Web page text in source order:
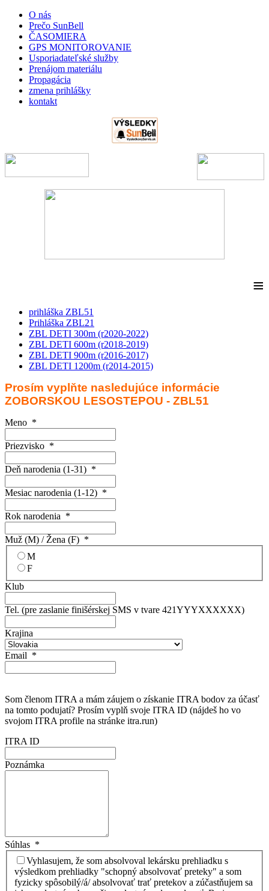
O nás
Prečo SunBell
ČASOMIERA
GPS MONITOROVANIE
Usporiadateľské služby
Prenájom materiálu
Propagácia
zmena prihlášky
kontakt
≡
prihláška ZBL51
Prihláška ZBL21
ZBL DETI 300m (r2020-2022)
ZBL DETI 600m (r2018-2019)
ZBL DETI 900m (r2016-2017)
ZBL DETI 1200m (r2014-2015)
Prosím vyplňte nasledujúce informácie
ZOBORSKOU LESOSTEPOU - ZBL51
Meno *
Priezvisko *
Deň narodenia (1-31) *
Mesiac narodenia (1-12) *
Rok narodenia *
Muž (M) / Žena (F) *
M
F
Klub
Tel. (pre zaslanie finišérskej SMS v tvare 421YYYXXXXXX)
Krajina
Email *
Som členom ITRA a mám záujem o získanie ITRA bodov za účasť
na tomto podujatí? Prosím vyplň svoje ITRA ID (nájdeš ho vo
svojom ITRA profile na stránke itra.run)
ITRA ID
Poznámka
Súhlas *
Vyhlasujem, že som absolvoval lekársku prehliadku s
výsledkom prehliadky "schopný absolvovať preteky" a som
fyzicky spôsobilý/á/ absolvovať trať pretekov a zúčastňujem sa